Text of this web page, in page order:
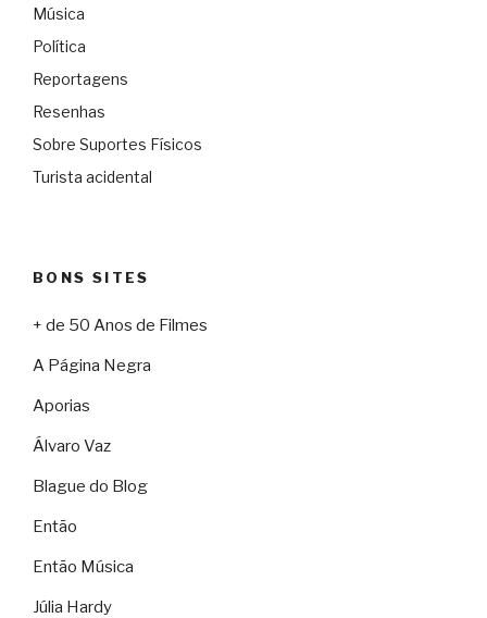
Música
Política
Reportagens
Resenhas
Sobre Suportes Físicos
Turista acidental
BONS SITES
+ de 50 Anos de Filmes
A Página Negra
Aporias
Álvaro Vaz
Blague do Blog
Então
Então Música
Júlia Hardy